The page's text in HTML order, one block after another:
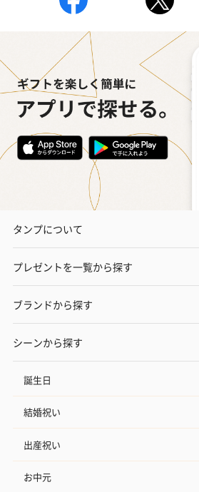
タンプについて
プレゼントを一覧から探す
ブランドから探す
シーンから探す
誕生日
結婚祝い
出産祝い
お中元